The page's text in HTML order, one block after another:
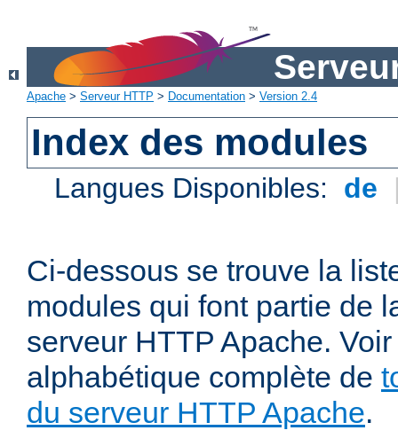
Apache > Serveur HTTP > Documentation > Version 2.4
Index des modules
Langues Disponibles: de
Ci-dessous se trouve la
modules qui font partie de
serveur HTTP Apache.
alphabétique complète de
du serveur HTTP Apache.